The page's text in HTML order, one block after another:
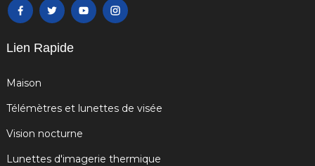
Lien Rapide
Maison
Télémètres et lunettes de visée
Vision nocturne
Lunettes d'imagerie thermique